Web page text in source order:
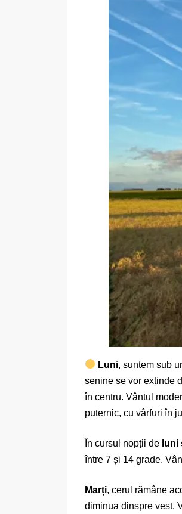
Luni, suntem sub
senine se vor extinde
în centru. Vântul
puternic, cu vârfuri în
În cursul nopții de luni
între 7 și 14 grade.
Marți, cerul rămâne
diminua dinspre vest.